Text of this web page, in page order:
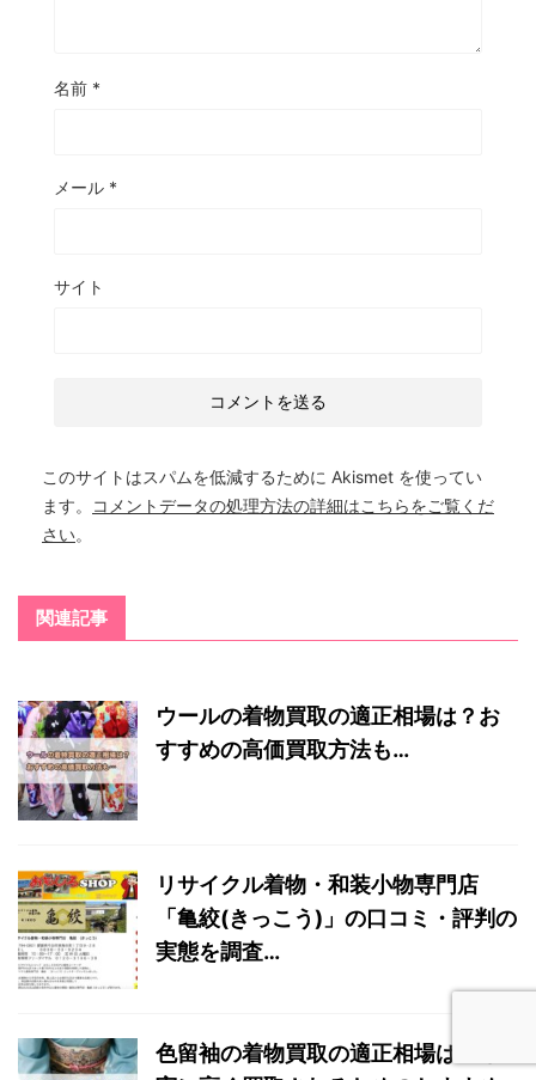
名前 *
メール *
サイト
このサイトはスパムを低減するために Akismet を使ってい
ます。
コメントデータの処理方法の詳細はこちらをご覧くだ
さい。
関連記事
ウールの着物買取の適正相場は？お
すすめの高価買取方法も…
リサイクル着物・和装小物専門店
「亀絞(きっこう)」の口コミ・評判の
実態を調査…
色留袖の着物買取の適正相場は？確